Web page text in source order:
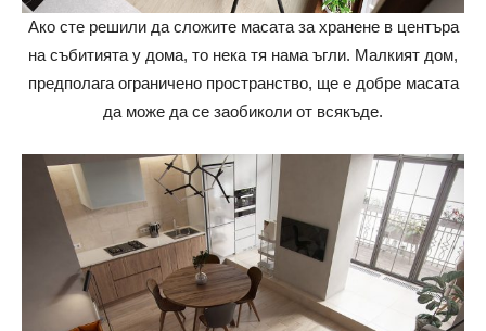
Ако сте решили да сложите масата за хранене в центъра
на събитията у дома, то нека тя нама ъгли. Малкият дом,
предполага ограничено пространство, ще е добре масата
да може да се заобиколи от всякъде.